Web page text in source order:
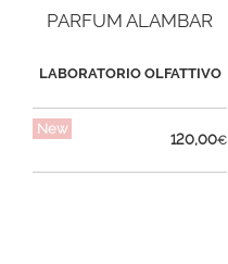
PARFUM ALAMBAR
LABORATORIO OLFATTIVO
New
120,00€